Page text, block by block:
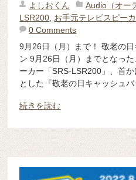
よしおくん Audio（オー
LSR200 お手元テレビスピー
0 Comments
9月26日（月）まで！ 敬老の
ン 9月26日（月）までとなっ
ーカー「SRS-LSR200」、首
とした『敬老の日キャッシュ
続きを読む